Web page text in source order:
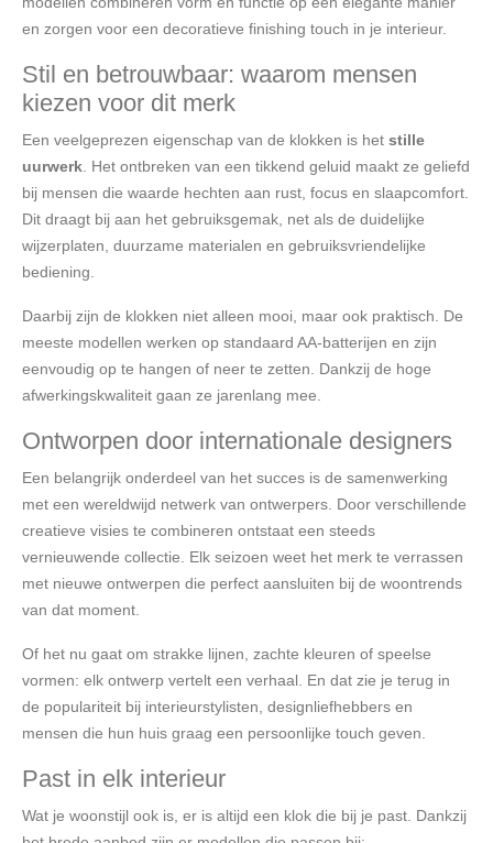
en zorgen voor een decoratieve finishing touch in je interieur.
Stil en betrouwbaar: waarom mensen
kiezen voor dit merk
Een veelgeprezen eigenschap van de klokken is het stille
uurwerk . Het ontbreken van een tikkend geluid maakt ze geliefd
bij mensen die waarde hechten aan rust, focus en slaapcomfort.
Dit draagt bij aan het gebruiksgemak, net als de duidelijke
wijzerplaten, duurzame materialen en gebruiksvriendelijke
bediening.
Daarbij zijn de klokken niet alleen mooi, maar ook praktisch. De
meeste modellen werken op standaard AA-batterijen en zijn
eenvoudig op te hangen of neer te zetten. Dankzij de hoge
afwerkingskwaliteit gaan ze jarenlang mee.
Ontworpen door internationale designers
Een belangrijk onderdeel van het succes is de samenwerking
met een wereldwijd netwerk van ontwerpers. Door verschillende
creatieve visies te combineren ontstaat een steeds
vernieuwende collectie. Elk seizoen weet het merk te verrassen
met nieuwe ontwerpen die perfect aansluiten bij de woontrends
van dat moment.
Of het nu gaat om strakke lijnen, zachte kleuren of speelse
vormen: elk ontwerp vertelt een verhaal. En dat zie je terug in
de populariteit bij interieurstylisten, designliefhebbers en
mensen die hun huis graag een persoonlijke touch geven.
Past in elk interieur
Wat je woonstijl ook is, er is altijd een klok die bij je past. Dankzij